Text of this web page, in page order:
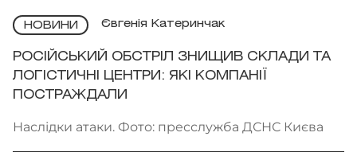
НОВИНИ Євгенія Катеринчак
РОСІЙСЬКИЙ ОБСТРІЛ ЗНИЩИВ СКЛАДИ ТА
ЛОГІСТИЧНІ ЦЕНТРИ: ЯКІ КОМПАНІЇ
ПОСТРАЖДАЛИ
Наслідки атаки. Фото: пресслужба ДСНС Києва